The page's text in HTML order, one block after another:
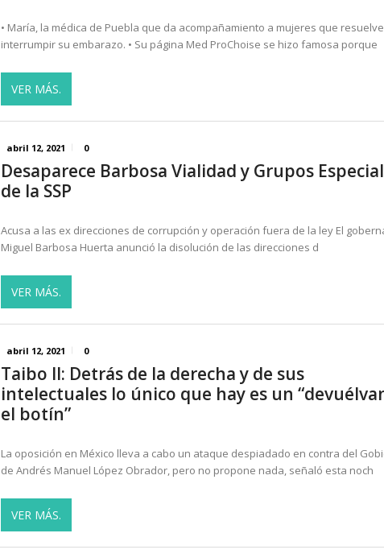
• María, la médica de Puebla que da acompañamiento a mujeres que
interrumpir su embarazo. • Su página Med ProChoise se hizo famosa porque
VER MÁS.
abril 12, 2021 0
Desaparece Barbosa Vialidad y Grupos
de la SSP
Acusa a las ex direcciones de corrupción y operación fuera de la ley El
Miguel Barbosa Huerta anunció la disolución de las direcciones d
VER MÁS.
abril 12, 2021 0
Taibo II: Detrás de la derecha y de sus
intelectuales lo único que hay es un
el botín”
La oposición en México lleva a cabo un ataque despiadado en contra del
de Andrés Manuel López Obrador, pero no propone nada, señaló esta noch
VER MÁS.